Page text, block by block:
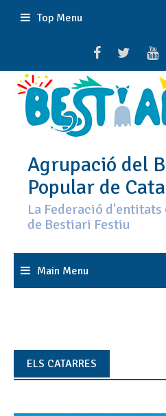
Top Menu
Agrupació del
Popular de
La Federació
de Bestiari Festiu
Main Menu
ELS CATARRES